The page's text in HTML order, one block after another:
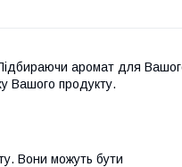
Підбираючи аромат для
Вашого продукту.
Вони можуть бути